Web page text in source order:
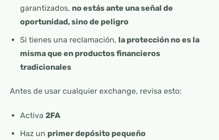
garantizados, no estás ante una señal de
oportunidad, sino de peligro
Si tienes una reclamación, la protección no es la
misma que en productos financieros
tradicionales
Antes de usar cualquier exchange, revisa esto:
Activa 2FA
Haz un primer depósito pequeño